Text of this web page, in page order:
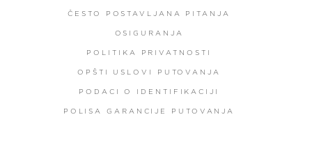
ČESTO POSTAVLJANA PITANJA
OSIGURANJA
POLITIKA PRIVATNOSTI
OPŠTI USLOVI PUTOVANJA
PODACI O IDENTIFIKACIJI
POLISA GARANCIJE PUTOVANJA